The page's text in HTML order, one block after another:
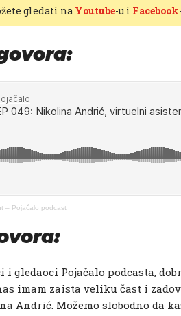
gledati na Youtube-u i Facebook
– Pojačalo podcast
i gledaoci Pojačalo podcasta,
imam zaista veliku čast i
Andrić. Možemo slobodno da